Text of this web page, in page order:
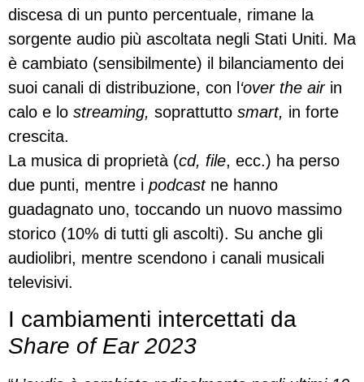
discesa di un punto percentuale, rimane la
sorgente audio più ascoltata negli Stati Uniti. Ma
è cambiato (sensibilmente) il bilanciamento dei
suoi canali di distribuzione, con l‘over the airin
calo e lo streaming, soprattutto smart, in forte
crescita.
La musica di proprietà (cd, file, ecc.) ha perso
due punti, mentre i podcastne hanno
guadagnato uno, toccando un nuovo massimo
storico (10% di tutti gli ascolti). Su anche gli
audiolibri, mentre scendono i canali musicali
televisivi.
I cambiamenti intercettati da
Share of Ear 2023